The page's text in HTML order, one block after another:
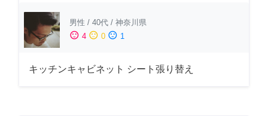
男性 / 40代 / 神奈川県
sentiment_satisfied 4 sentiment_neutral 0 sentiment_dissatisfied 1
キッチンキャビネット シート張り替え